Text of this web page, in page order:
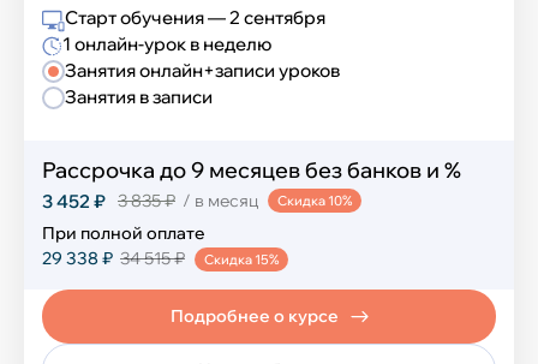
Компьютерная грамотность
Программирование на Python
Программирование в Scratch
Программирование в Minecraft
Разработка игр в Roblox
Занятия онлайн+записи уроков
Занятия в записи
Старт обучения — 2 сентября
1 онлайн-урок в неделю
Рассрочка до 9 месяцев без банков и %
3 452 ₽ 3 835 ₽ / в месяц Скидка 10%
При полной оплате
29 338 ₽ 34 515 ₽ Скидка 15%
Подробнее о курсе